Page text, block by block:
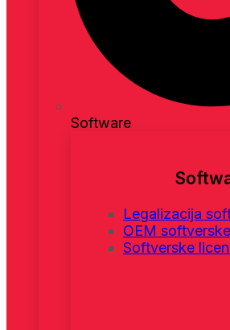
Software
Legalizacija
OEM
Softverske